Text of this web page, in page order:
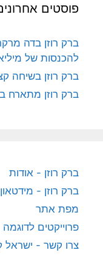
פוסטים
ברק רוזן בדה
להכנסות של
ברק רוזן בשיחה
ברק רוזן
ברק רוזן - אודות
ברק רוזן -
מפת אתר
פרוייקטים לדוגמה
צרו קשר - ישראל